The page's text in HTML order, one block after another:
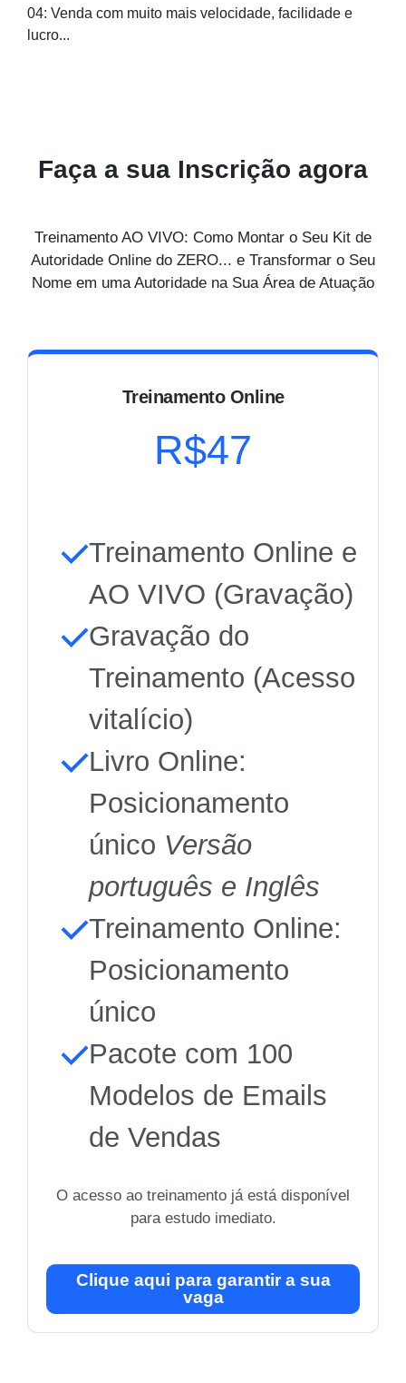
04: Venda com muito mais velocidade, facilidade e
lucro...
Faça a sua Inscrição agora
Treinamento AO VIVO: Como Montar o Seu Kit de
Autoridade Online do ZERO... e Transformar o Seu
Nome em uma Autoridade na Sua Área de Atuação
Treinamento Online
R$47
Treinamento Online e
AO VIVO (Gravação)
Gravação do
Treinamento (Acesso
vitalício)
Livro Online:
Posicionamento
único Versão
português e Inglês
Treinamento Online:
Posicionamento
único
Pacote com 100
Modelos de Emails
de Vendas
O acesso ao treinamento já está disponível
para estudo imediato.
Clique aqui para garantir a sua
vaga